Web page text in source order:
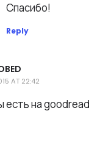
Спасибо!
Reply
AT 22:42
есть на